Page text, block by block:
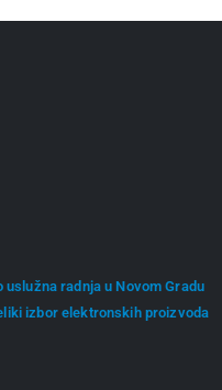
uslužna radnja u Novom Gradu
izbor elektronskih proizvoda